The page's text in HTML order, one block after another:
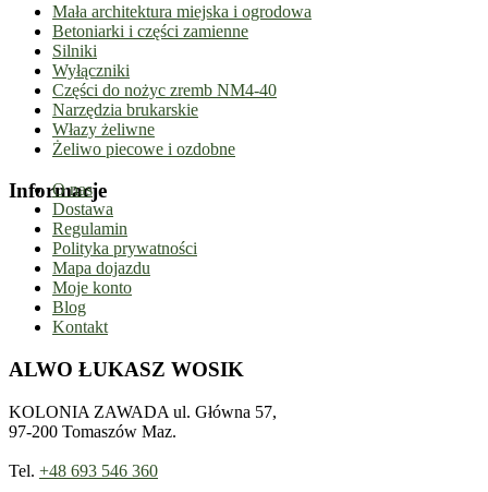
Mała architektura miejska i ogrodowa
Betoniarki i części zamienne
Silniki
Wyłączniki
Części do nożyc zremb NM4-40
Narzędzia brukarskie
Włazy żeliwne
Żeliwo piecowe i ozdobne
Informacje
O nas
Dostawa
Regulamin
Polityka prywatności
Mapa dojazdu
Moje konto
Blog
Kontakt
ALWO ŁUKASZ WOSIK
KOLONIA ZAWADA ul. Główna 57,
97-200 Tomaszów Maz.
Tel. +48 693 546 360